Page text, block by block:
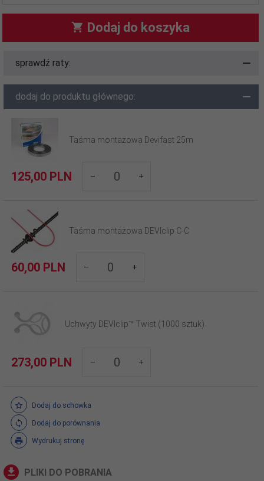
Dodaj do koszyka
sprawdź raty:
dodaj do produktu głównego:
Taśma montażowa Devifast 25m
125,00 PLN
Taśma montażowa DEVIclip C-C
60,00 PLN
Uchwyty DEVIclip™ Twist (1000 sztuk)
273,00 PLN
Dodaj do schowka
Dodaj do porównania
Wydrukuj stronę
PLIKI DO POBRANIA